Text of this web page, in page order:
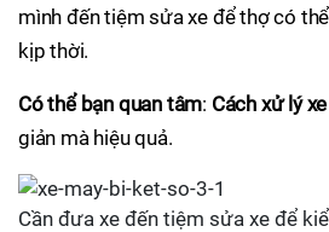
mình đến tiệm sửa xe để thợ có
kịp thời.
Có thể bạn quan tâm: Cách xử lý
giản mà hiệu quả.
Cần đưa xe đến tiệm sửa xe để